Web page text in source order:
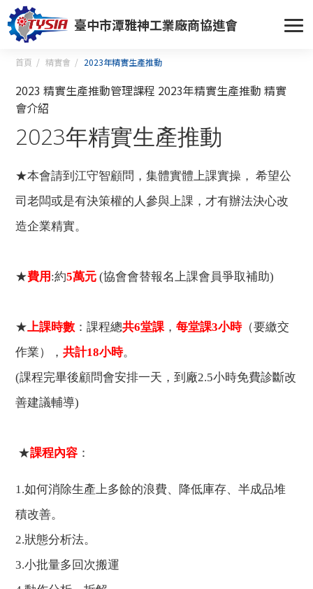
臺中市潭雅神工業廠商協進會
首頁 精實會 2023年精實生產推動
2023 精實生產推動管理課程 2023年精實生產推動精實
會介紹
2023年精實生產推動
★本會請到江守智顧問，集體實體上課實操， 希望公
司老闆或是有決策權的人參與上課，才有辦法決心改
造企業精實。
★費用 :約5萬元 (協會會替報名上課會員爭取補助)
★上課時數 ：課程總共6堂課，每堂課3小時（要繳交
作業），共計18小時。
(課程完畢後顧問會安排一天，到廠2.5小時免費診斷改
善建議輔導)
★課程內容 ：
1.如何消除生產上多餘的浪費、降低庫存、半成品堆
積改善。
2.狀態分析法。
3.小批量多回次搬運